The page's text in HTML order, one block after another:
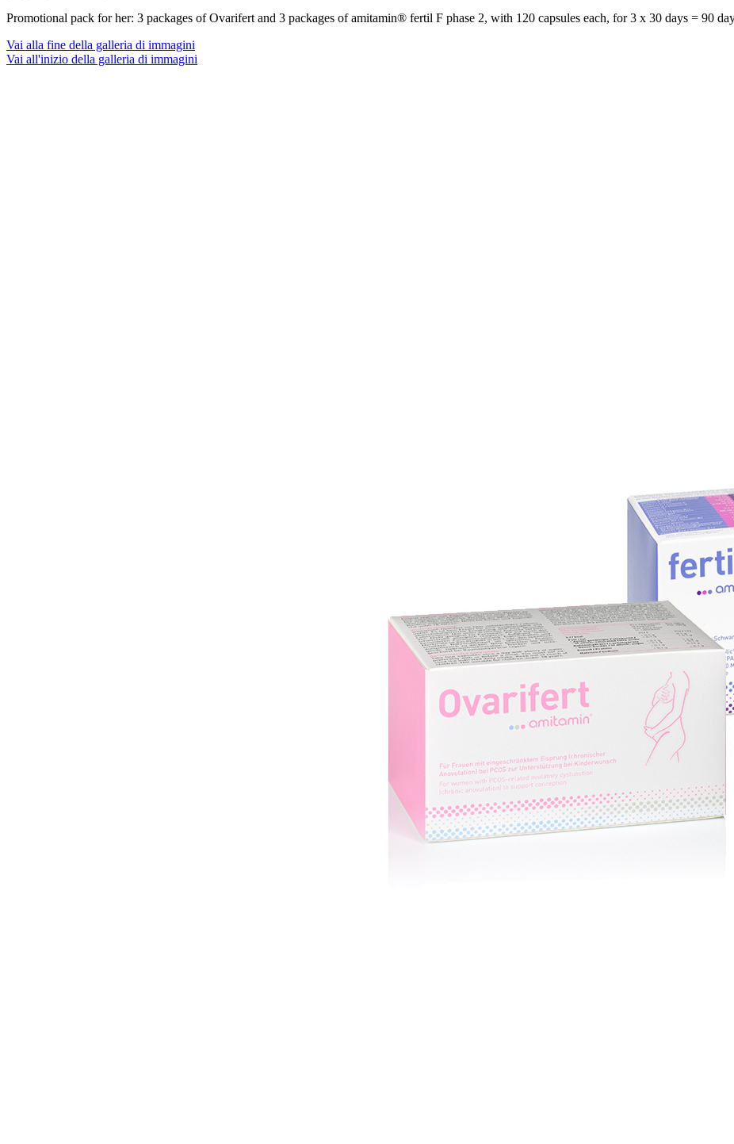
Promotional pack for her: 3 packages of Ovarifert and 3 packages of amitamin® fertil F phase 2, with 120 capsules each, for 3 x 30 days = 90
Vai alla fine della galleria di immagini
Vai all'inizio della galleria di immagini